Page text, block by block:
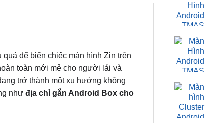
để biến chiếc màn hình Zin trên
toàn mới mẻ cho người lái và
trở thành một xu hướng không
như địa chỉ gắn Android Box cho